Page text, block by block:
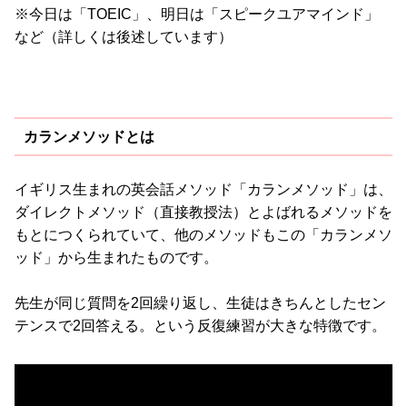
※今日は「TOEIC」、明日は「スピークユアマインド」
など（詳しくは後述しています）
カランメソッドとは
イギリス生まれの英会話メソッド「カランメソッド」は、
ダイレクトメソッド（直接教授法）とよばれるメソッドを
もとにつくられていて、他のメソッドもこの「カランメソ
ッド」から生まれたものです。
先生が同じ質問を2回繰り返し、生徒はきちんとしたセン
テンスで2回答える。という反復練習が大きな特徴です。